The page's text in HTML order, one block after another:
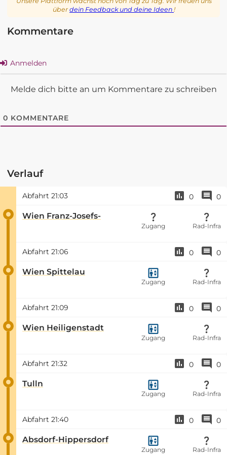
überdein Feedback und deine Ideen !
Kommentare
Anmelden
Melde dich bitte an um Kommentare zu schreiben
0 KOMMENTARE
Verlauf
Abfahrt 21:03 0 0
Wien Franz-Josefs-
Zugang Rad-Infra
Abfahrt 21:06 0 0
Wien Spittelau
Zugang Rad-Infra
Abfahrt 21:09 0 0
Wien Heiligenstadt
Zugang Rad-Infra
Abfahrt 21:32 0 0
Tulln
Zugang Rad-Infra
Abfahrt 21:40 0 0
Absdorf-Hippersdorf
Zugang Rad-Infra